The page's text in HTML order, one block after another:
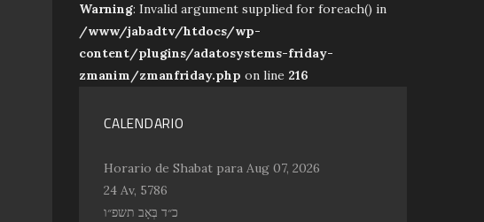
Warning: Invalid argument supplied for foreach() in
/www/jabadtv/htdocs/wp-
content/plugins/adatosystems-friday-
zmanim/zmanfriday.php on line 216
CALENDARIO
Horario de Shabat para Aug 07, 2026
24 Av, 5786
כ״ד בְּאָב תשפ״ו